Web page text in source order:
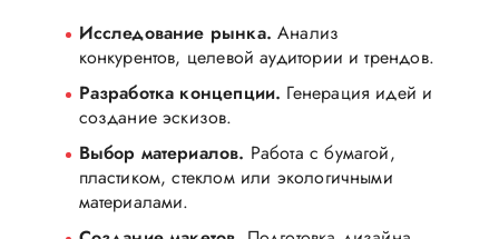
Исследование рынка. Анализ
конкурентов, целевой аудитории и трендов.
Разработка концепции. Генерация идей и
создание эскизов.
Выбор материалов. Работа с бумагой,
пластиком, стеклом или экологичными
материалами.